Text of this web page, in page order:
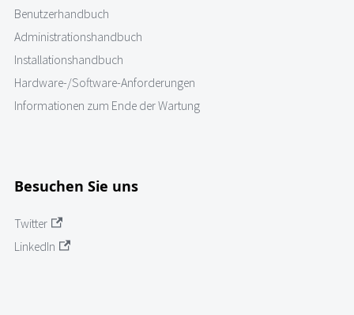
Benutzerhandbuch
Administrationshandbuch
Installationshandbuch
Hardware-/Software-Anforderungen
Informationen zum Ende der Wartung
Besuchen Sie uns
Twitter
LinkedIn